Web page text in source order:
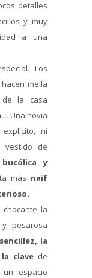
detalles
y muy
a una
Los
mella
la casa
Una novia
ni
vestido de
bucólica y
más naïf
la
pesarosa
la
clavede
espacio